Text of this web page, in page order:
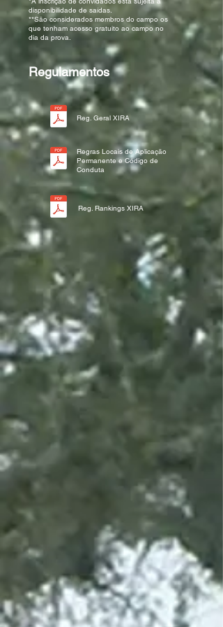
disponibilidade de saídas.
**São considerados membros do campo os
que tenham acesso gratuito ao campo no
dia da prova.
Regulamentos
Reg. Geral XIRA
Regras Locais de Aplicação
Permanente e Código de
Conduta
Reg. Rankings XIRA